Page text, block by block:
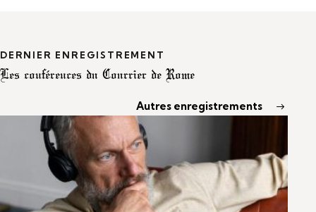
DERNIER ENREGISTREMENT
Les conférences du Courrier de Rome
Autres enregistrements